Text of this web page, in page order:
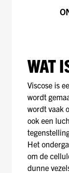
WAT
Viscose is
wordt
wordt vaak
ook een
Het
om de
dunne